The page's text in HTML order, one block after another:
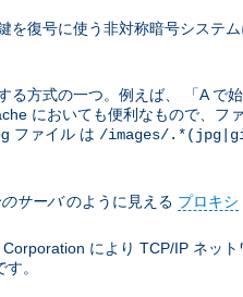
を復号に使う非対称暗号システ
る方式の一つ。例えば、 「A で
においても便利なもので、フ
ファイル は /images/
サーバのように見える プロキシ
により TCP/IP ネッ
。